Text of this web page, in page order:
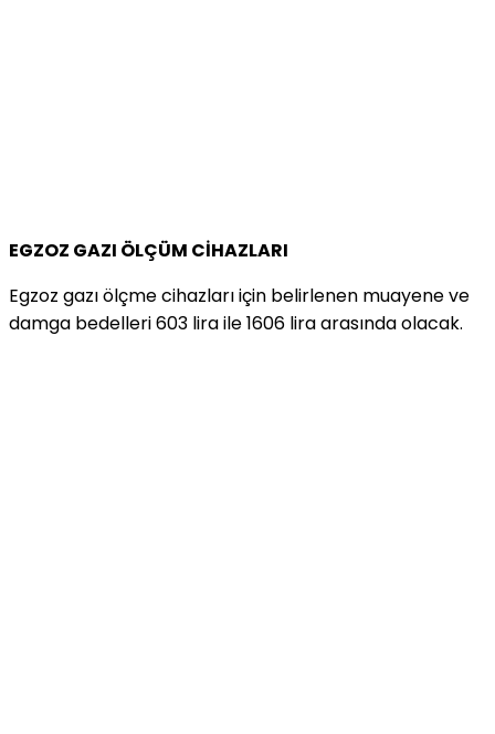
EGZOZ GAZI ÖLÇÜM CİHAZLARI
Egzoz gazı ölçme cihazları için belirlenen muayene ve
damga bedelleri 603 lira ile 1606 lira arasında olacak.